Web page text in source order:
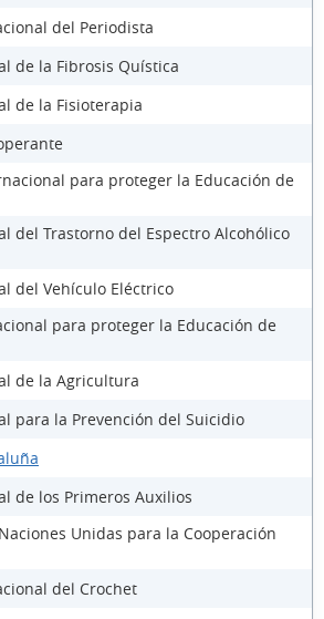
del Periodista
de la Fibrosis Quística
de la Fisioterapia
para proteger la Educación de
del Trastorno del Espectro Alcohólico
del Vehículo Eléctrico
para proteger la Educación de
de la Agricultura
para la Prevención del Suicidio
de los Primeros Auxilios
Unidas para la Cooperación
del Crochet